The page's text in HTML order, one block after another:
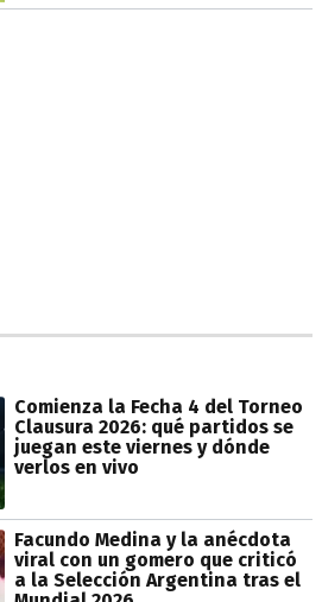
Comienza la Fecha 4 del Torneo
Clausura 2026: qué partidos se
juegan este viernes y dónde
verlos en vivo
Facundo Medina y la anécdota
viral con un gomero que criticó
a la Selección Argentina tras el